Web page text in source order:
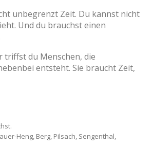
unbegrenzt Zeit. Du kannst nicht
Und du brauchst einen
triffst du Menschen, die
entsteht. Sie braucht Zeit,
Heng, Berg, Pilsach, Sengenthal,